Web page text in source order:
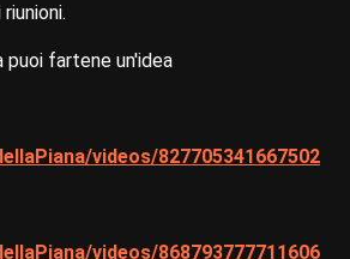
puoi fartene un'idea
videos/827705341667502
videos/868793777711606